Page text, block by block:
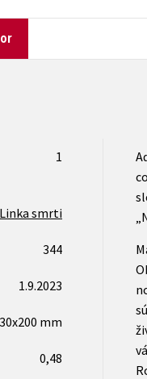
1
Linka smrti
344
1.9.2023
mm
0,48